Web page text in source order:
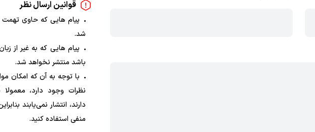
قوانین ارسال نظر
پیام هایی که حاوی تهمت
شد.
پیام هایی که به غیر از
باشد منتشر نخواهد شد.
با توجه به آن که امکان
نظرات وجود دارد،
دارند، انتشار نمی‌یابند
منفی استفاده کنید.